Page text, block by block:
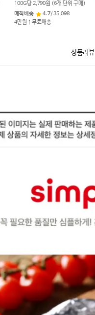
100G당2,790원 (6개 단위 구매)
매직배송
4.7/35,098
4만원↑무료배송
상품리뷰